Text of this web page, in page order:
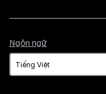
Ngôn ngữ
ngữ